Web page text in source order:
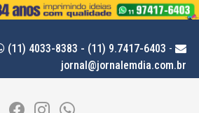
(11) 4033-8383 - (11) 9.7417-6403 -
jornal@jornalemdia.com.br